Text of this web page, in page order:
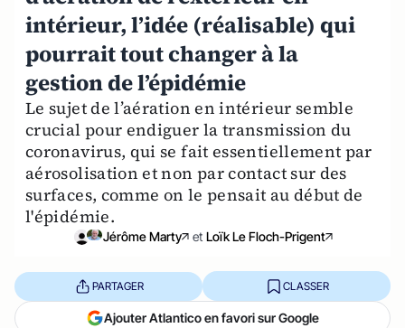
intérieur, l’idée (réalisable) qui
pourrait tout changer à la
gestion de l’épidémie
Le sujet de l’aération en intérieur semble
crucial pour endiguer la transmission du
coronavirus, qui se fait essentiellement par
aérosolisation et non par contact sur des
surfaces, comme on le pensait au début de
l'épidémie.
Jérôme Marty et Loïk Le Floch-Prigent
PARTAGER CLASSER
Ajouter Atlantico en favori sur Google